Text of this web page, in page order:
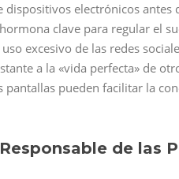
dispositivos electrónicos
clave para regular el
uso excesivo de las redes
a la «vida perfecta» de
pantallas pueden facilitar la
de las